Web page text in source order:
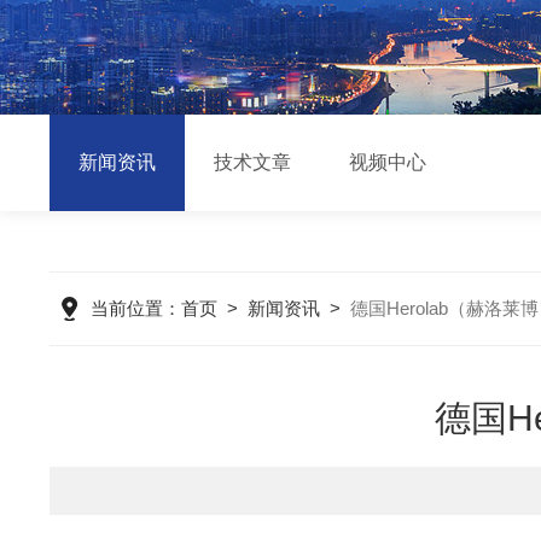
新闻资讯 技术文章 视频中心
当前位置： 首页> 新闻资讯> 德国Herolab（赫洛莱
德国